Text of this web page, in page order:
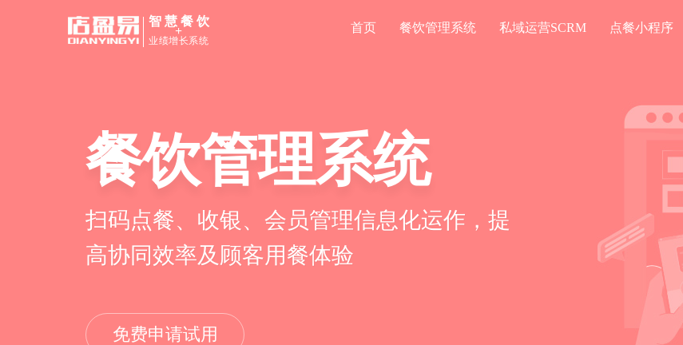
智慧餐饮
+
业绩增长系统
首页 餐饮管理系统 私域运营SCRM 点餐小程序
餐饮管理系统
扫码点餐、收银、会员管理信息化运作，提
高协同效率及顾客用餐体验
免费申请试用